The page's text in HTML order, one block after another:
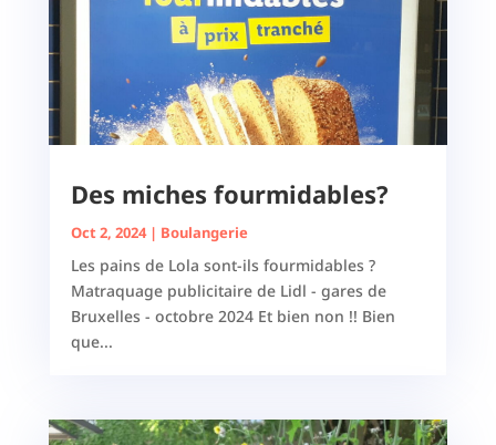
Des miches fourmidables?
Oct 2, 2024| Boulangerie
Les pains de Lola sont-ils fourmidables ?
Matraquage publicitaire de Lidl - gares de
Bruxelles - octobre 2024 Et bien non !! Bien
que...